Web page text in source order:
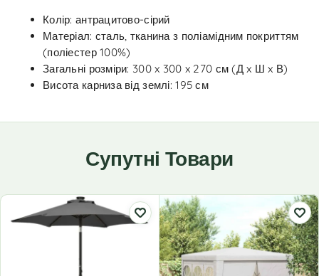
Колір: антрацитово-сірий
Матеріал: сталь, тканина з поліамідним покриттям
(поліестер 100%)
Загальні розміри: 300 x 300 x 270 см (Д x Ш x В)
Висота карниза від землі: 195 см
Супутні Товари